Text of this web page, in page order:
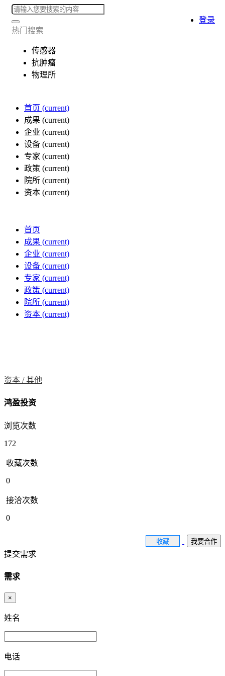
热门搜索
传感器
抗肿瘤
物理所
首页 (current)
成果 (current)
企业 (current)
设备 (current)
专家 (current)
政策 (current)
院所 (current)
资本 (current)
登录
首页
成果 (current)
企业 (current)
设备 (current)
专家 (current)
政策 (current)
院所 (current)
资本 (current)
资本 /其他
鸿盈投资
浏览次数
172
收藏次数
0
接洽次数
0
收藏 我要合作
提交需求
需求
×
姓名
电话